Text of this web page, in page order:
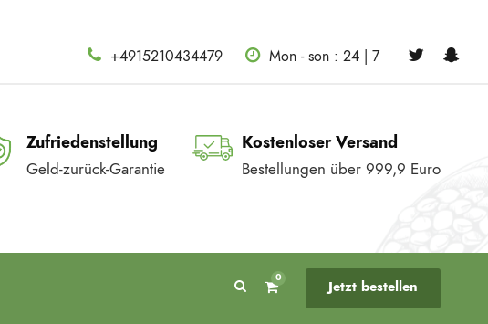
+4915210434479 Mon - son : 24 | 7
Zufriedenstellung
Geld-zurück-Garantie
Kostenloser Versand
Bestellungen über 999,9 Euro
0 Jetzt bestellen